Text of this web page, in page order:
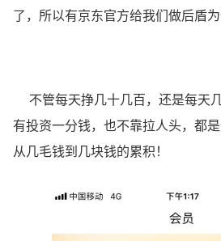
了，所以有京东官方给我们做后盾
不管每天挣几十几百，还是每天
有投资一分钱，也不靠拉人头，都
从几毛钱到几块钱的累积！